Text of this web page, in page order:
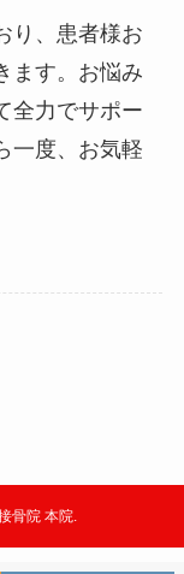
り、患者様お
ます。お悩み
全力でサポー
一度、お気軽
骨院 本院.